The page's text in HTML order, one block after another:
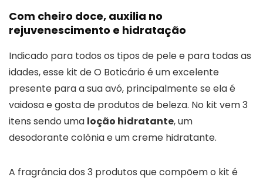
Com cheiro doce, auxilia no
rejuvenescimento e hidratação
Indicado para todos os tipos de pele e para todas as
idades, esse kit de O Boticário é um excelente
presente para a sua avó, principalmente se ela é
vaidosa e gosta de produtos de beleza. No kit vem 3
itens sendo uma loção hidratante, um
desodorante colônia e um creme hidratante.
A fragrância dos 3 produtos que compõem o kit é